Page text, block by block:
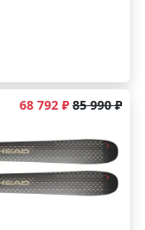
68 792 ₽ 85 990 ₽